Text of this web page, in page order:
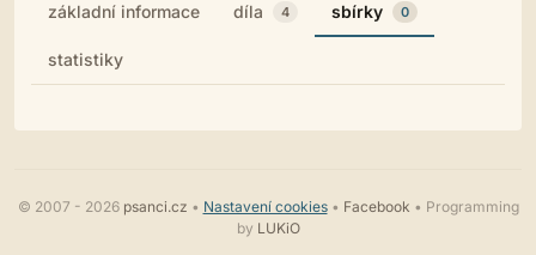
základní informace díla 4 sbírky 0
statistiky
© 2007 - 2026 psanci.cz • Nastavení cookies• Facebook • Programming
by LUKiO